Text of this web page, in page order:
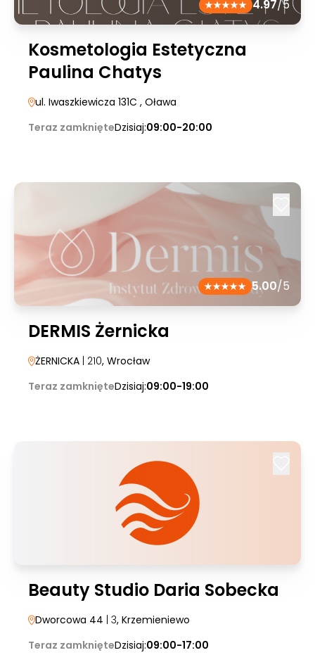
4.97/5
Kosmetologia Estetyczna
Paulina Chatys
ul. Iwaszkiewicza 131C , Oława
Teraz zamknięteDzisiaj:09:00-20:00
5.00/5
DERMIS Żernicka
ŻERNICKA | 210, Wrocław
Teraz zamknięteDzisiaj:09:00-19:00
Beauty Studio Daria Sobecka
Dworcowa 44 | 3, Krzemieniewo
Teraz zamknięteDzisiaj:09:00-17:00